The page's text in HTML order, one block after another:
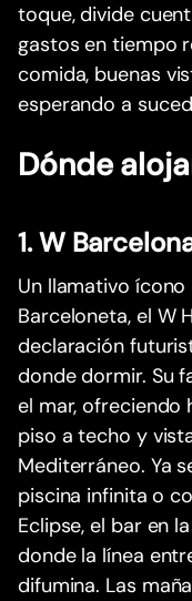
toque, divide
gastos en tiempo
comida, buenas
esperando a
Dónde
1. W
Un llamativo
Barceloneta, el W
declaración
donde dormir. Su
el mar, ofreciendo
piso a techo y
Mediterráneo. Ya
piscina infinita o
Eclipse, el bar en
donde la línea
difumina. Las